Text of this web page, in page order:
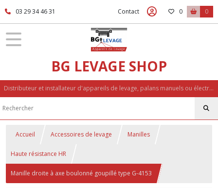
03 29 34 46 31 Contact 0 0
BG LEVAGE SHOP
Distributeur et installateur d'appareils de levage, palans manuels ou électriques, accessoires de levage, palonniers, potences
Accueil Accessoires de levage Manilles
Haute résistance HR
Manille droite à axe boulonné goupillé type G-4153